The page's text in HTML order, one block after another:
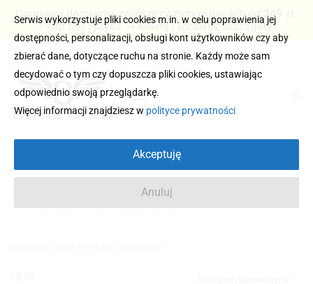
Darmowa dostawa i zwrot przy zamówieniach od 249 zł
– kup bez ryzyka → Kliknij i sprawdź szczegóły
KURTKI MĘSKIE
Serwis wykorzystuje pliki cookies m.in. w celu poprawienia jej
dostępności, personalizacji, obsługi kont użytkowników czy aby
zbierać dane, dotyczące ruchu na stronie. Każdy może sam
decydować o tym czy dopuszcza pliki cookies, ustawiając
odpowiednio swoją przeglądarkę.
Więcej informacji znajdziesz w polityce prywatności
Akceptuję
Anuluj